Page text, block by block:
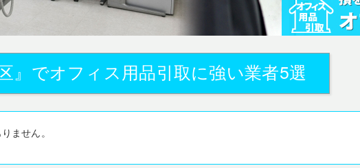
』でオフィス用品引取に強い業者5選
ません。